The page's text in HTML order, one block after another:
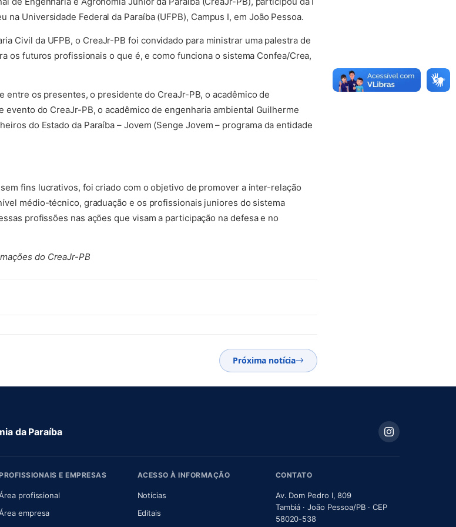
na Universidade Federal da Paraíba (UFPB), Campus I, em João Pessoa.
Civil da UFPB, o CreaJr-PB foi convidado para ministrar uma palestra de
os futuros profissionais o que é, e como funciona o sistema Confea/Crea,
entre os presentes, o presidente do CreaJr-PB, o acadêmico de
do CreaJr-PB, o acadêmico de engenharia ambiental Guilherme
do Estado da Paraíba – Jovem (Senge Jovem – programa da entidade
fins lucrativos, foi criado com o objetivo de promover a inter-relação
médio-técnico, graduação e os profissionais juniores do sistema
profissões nas ações que visam a participação na defesa e no
do CreaJr-PB
Próxima notícia
da Paraíba
E EMPRESAS
profissional
empresa
ACESSO À INFORMAÇÃO
Notícias
Editais
CONTATO
Av. Dom Pedro I, 809
Tambiá · João Pessoa/PB · CEP
58020-538